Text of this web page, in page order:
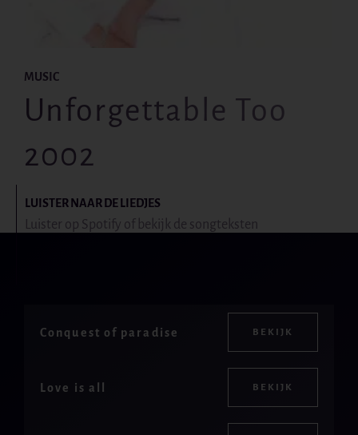
MUSIC
Unforgettable Too
2002
LUISTER NAAR DE LIEDJES
Luister op Spotify of bekijk de songteksten
Conquest of paradise BEKIJK
Love is all BEKIJK